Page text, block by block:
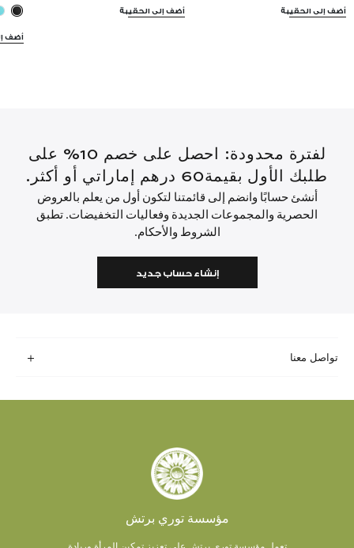
أضف إلى الحقيبة أضف إلى الحقيبة
أضف
لفترة محدودة: احصل على خصم 10% على
طلبك الأول بقيمة60 درهم إماراتي أو أكثر.
أنشئ حسابًا وانضم إلى قائمتنا لتكون أول من يعلم بالعروض
الحصرية والمجموعات الجديدة وفعاليات التخفيضات. تطبق
الشروط والأحكام.
إنشاء حساب جديد
تواصل معنا
مؤسسة توري برتش